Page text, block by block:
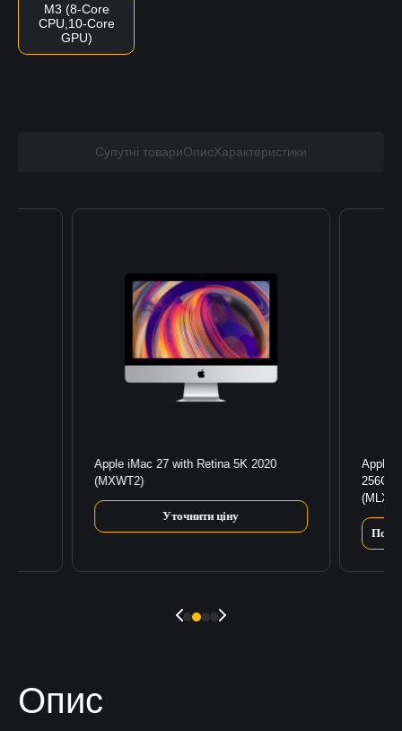
M3 (8-Core
CPU,10-Core
GPU)
Супутні товариОписХарактеристики
Apple iMac 27 with Retina 5K 2020
(MXWT2)
Уточнити ціну
Apple
Опис